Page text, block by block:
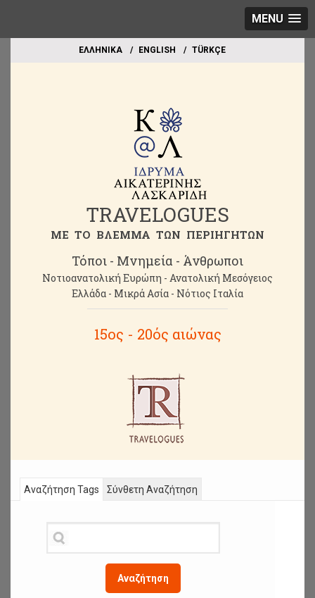
MENU
EΛΛΗΝΙΚΑ ΕΝGLISH TÜRKÇE
TRAVELOGUES
ME TO BΛΕΜΜΑ ΤΩΝ ΠΕΡΙΗΓΗΤΩΝ
Τόποι - Μνημεία - Άνθρωποι
Νοτιοανατολική Ευρώπη - Ανατολική Μεσόγειος
Ελλάδα - Μικρά Ασία - Νότιος Ιταλία
15ος - 20ός αιώνας
Αναζήτηση Tags
Αναζήτηση
Σύνθετη Αναζήτηση